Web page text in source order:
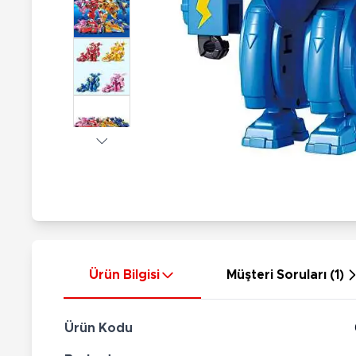
Hayvan Figürler
Çeşitli Figürler
Koleksiyon Figürler
Elektronik Ürünler
Nerf
Silahlar
Silah Setleri
Kılıç Setleri
Ok Setleri
Ürün Bilgisi Müşteri Soruları (1)
Ürün Kodu